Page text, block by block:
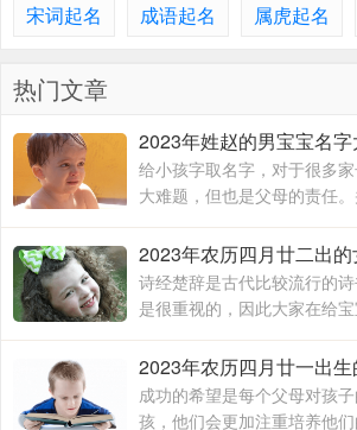
宋词起名
成语起名 属虎起名
热门文章
给小孩字取名字，对于很多
大难题，但也是父母的责任
显示和分享，父母们更不会
其是给男孩子取名字，因为
诗经楚辞是古代比较流行的
是很重视的，因此大家在给
会从中选择，里边的名字意
还能够博得大众眼中的关注，
字是古人的一个普遍做法
成功的希望是每个父母对孩
孩，他们会更加注重培养他们